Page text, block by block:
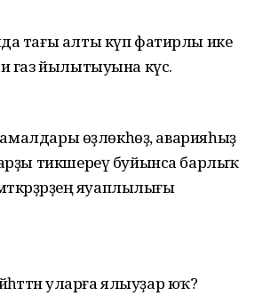
тағы алты күп фатирлы ике
газ йылытыуына күсә.
өҙлөкһөҙ, аварияһыҙ
тикшереү буйынса барлыҡ
яуаплылығы
уларға ялыуҙар юҡ?